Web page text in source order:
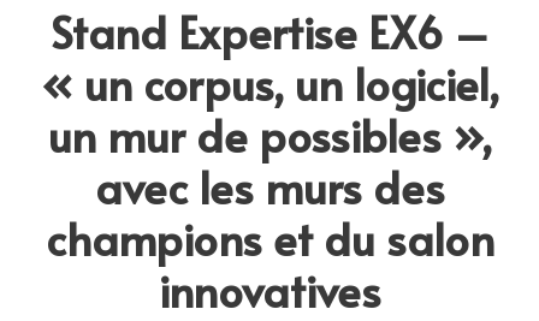
Stand Expertise EX6 –
« un corpus, un logiciel,
un mur de possibles »,
avec les murs des
champions et du salon
innovatives